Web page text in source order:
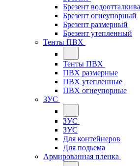
Брезент
Брезент огнеупорный
Брезент размерный
Брезент утепленный
Тенты ПВХ
Тенты ПВХ
ПВХ размерные
ПВХ утепленные
ПВХ огнеупорные
ЗУС
ЗУС
ЗУС
Для контейнеров
Для подьема
Армированная пленка